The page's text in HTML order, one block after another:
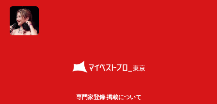
専門家登録·掲載について